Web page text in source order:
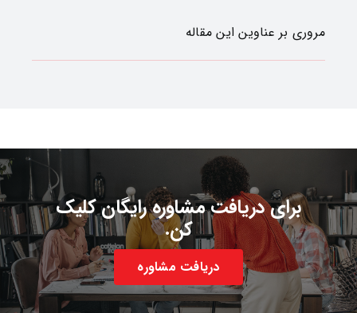
مروری بر عناوین این مقاله
برای دریافت مشاوره رایگان کلیک
کن.
دریافت مشاوره